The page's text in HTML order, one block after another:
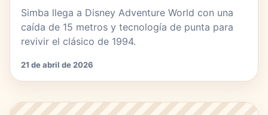
Simba llega a Disney Adventure World con una
caída de 15 metros y tecnología de punta para
revivir el clásico de 1994.
21 de abril de 2026